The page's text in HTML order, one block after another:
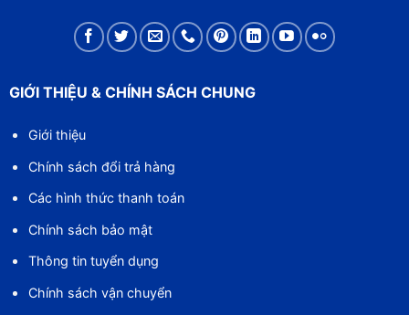
GIỚI THIỆU & CHÍNH SÁCH CHUNG
Giới thiệu
Chính sách đổi trả hàng
Các hình thức thanh toán
Chính sách bảo mật
Thông tin tuyển dụng
Chính sách vận chuyển